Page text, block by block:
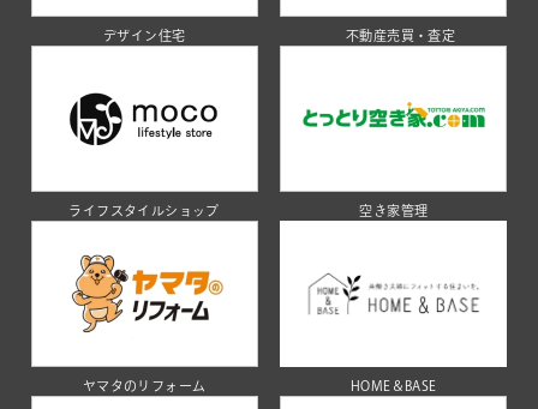
デザイン住宅 不動産売買・査定
ライフスタイルショップ 空き家管理
ヤマタのリフォーム HOME＆BASE